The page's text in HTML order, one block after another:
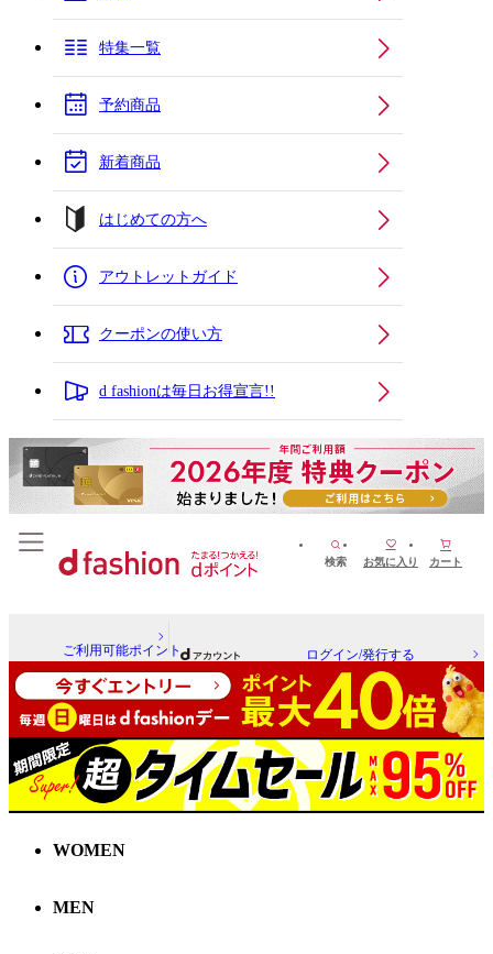
特集一覧
予約商品
新着商品
はじめての方へ
アウトレットガイド
クーポンの使い方
d fashionは毎日お得宣言!!
検索 お気に入り カート
ご利用可能ポイント ログイン/発行する
WOMEN
MEN